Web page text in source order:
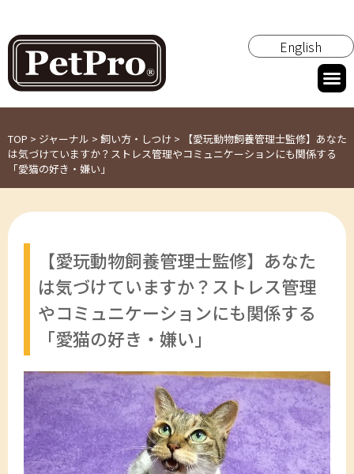
English
TOP > ジャーナル > 飼い方・しつけ >
【愛玩動物飼養管理士監修】あなた
は気づけていますか？ストレス管理やコミュニケーションにも関係する
「愛猫の好き・嫌い」
【愛玩動物飼養管理士監修】あなた
は気づけていますか？ストレス管理
やコミュニケーションにも関係する
「愛猫の好き・嫌い」